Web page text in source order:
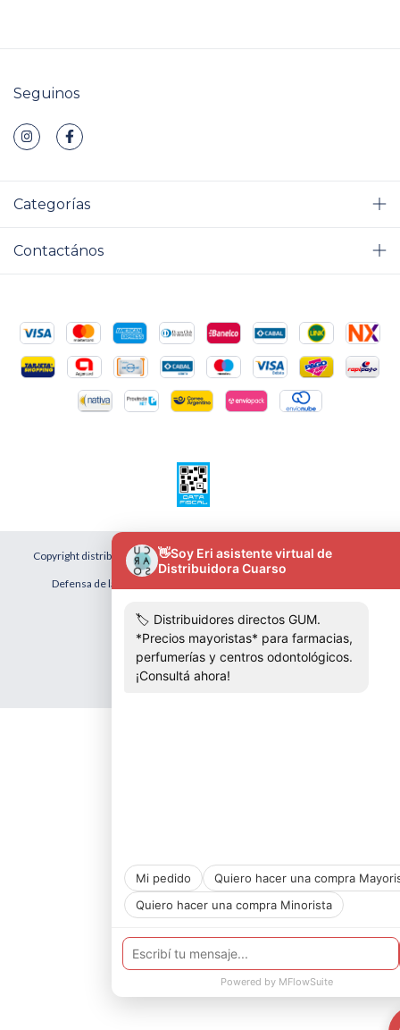
Seguinos
Categorías
Contactános
Copyright distribuidora cuarso - 2026. Todos los derechos reservados.
Defensa de las y los consumidores. Para reclamos
Botón de arrepentimiento